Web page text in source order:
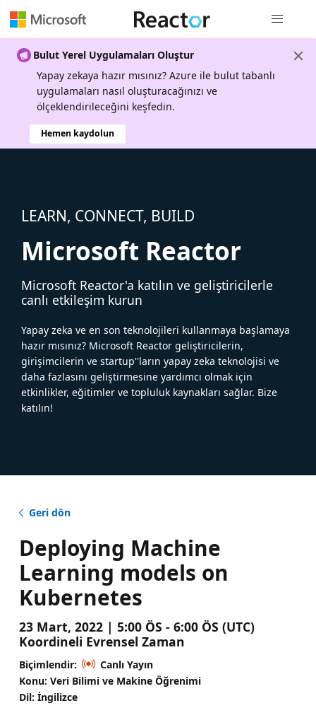
Bulut Yerel Uygulamaları Oluştur
Yapay zekaya hazır mısınız? Azure ile bulut tabanlı
uygulamaları nasıl oluşturacağınızı ve
ölçeklendirileceğini keşfedin.
Hemen kaydolun
LEARN, CONNECT, BUILD
Microsoft Reactor
Microsoft Reactor'a katılın ve geliştiricilerle
canlı etkileşim kurun
Yapay zeka ve en son teknolojileri kullanmaya başlamaya
hazır mısınız? Microsoft Reactor geliştiricilerin,
girişimcilerin ve startup''ların yapay zeka teknolojisi ve
daha fazlasını geliştirmesine yardımcı olmak için
etkinlikler, eğitimler ve topluluk kaynakları sağlar. Bize
katılın!
Geri dön
Deploying Machine
Learning models on
Kubernetes
23 Mart, 2022 | 5:00 ÖS - 6:00 ÖS (UTC)
Koordineli Evrensel Zaman
Biçimlendir:
Canlı Yayın
Konu: Veri Bilimi ve Makine Öğrenimi
Dil: İngilizce